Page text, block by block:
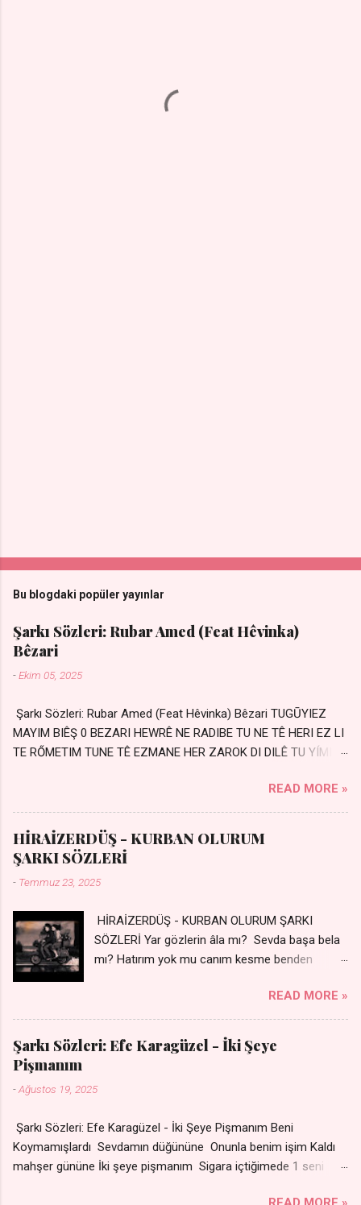
Bu blogdaki popüler yayınlar
Şarkı Sözleri: Rubar Amed (Feat Hêvinka)
Bêzari
-Ekim 05, 2025
Şarkı Sözleri: Rubar Amed (Feat Hêvinka) Bêzari TUGŪYIEZ
MAYIM BIÊŞ 0 BEZARI HEWRÊ NE RADIBE TU NE TÊ HERI EZ LI
TE RŐMETIM TUNE TÊ EZMANE HER ZAROK DI DILÊ TU YÍMIN
Silinmis yarıda. Hasretin yel gibi Eser yar içimden Bir kıza sevdalı
Yaralı adamım. Sensizlik bir hançer Geceler susmuyor Yaralı
kalbimde Bir sızı durmuyor Tu yi bihare min Ez ji payizim Li
dile şevên min Teng e nefes im Adını sayıklar Uykusuz
geceler Sensiz her sabahım Sessiz ve kederli
READ MORE »
HİRAİZERDÜŞ - KURBAN OLURUM
ŞARKI SÖZLERİ
- Temmuz 23, 2025
HİRAİZERDÜŞ - KURBAN OLURUM ŞARKI
SÖZLERİ Yar gözlerin âla mı? Sevda başa bela
mı? Hatırım yok mu canım kesme benden
dünyayı durdururum Ben sana yoldaş olurum
kurban olurum.. - Sen gülümse bi yol bulurum
Yaslanırsan dağ olurum Ben sana sevda olurum
kurban olurum Can canım cananım Yar gözlerin
almış Sen de bana varman mı? - Sen üzülme bi
yoldaş olurum kurban olurum.. - Sen gülümse
bi yol bulurum Yaslanırsan dağ olurum Ben
sana sevda olurum kurban olurum Can canım
READ MORE »
Şarkı Sözleri: Efe Karagüzel - İki Şeye
Pişmanım
-Ağustos 19, 2025
Şarkı Sözleri: Efe Karagüzel - İki Şeye Pişmanım Beni
Koymamışlardı Sevdamın düğününe Onunla benim işim Kaldı
mahşer gününe İki şeye pişmanım Sigara içtiğimede 1 seni